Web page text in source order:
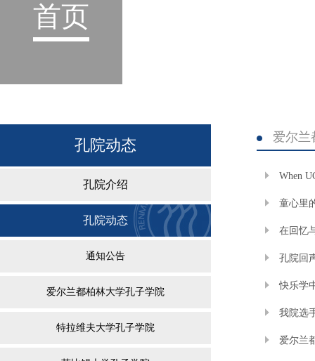
首页
孔院动态
孔院介绍
孔院动态
通知公告
爱尔兰都柏林大学孔子学院
特拉维夫大学孔子学院
爱尔兰
When
童心里
在回忆
孔院回
快乐学
我院选
爱尔兰